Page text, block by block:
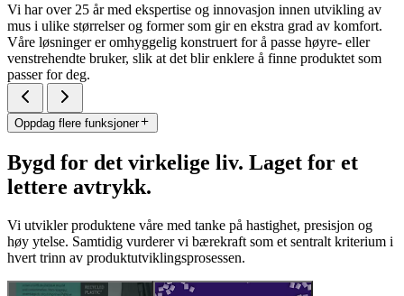
Vi har over 25 år med ekspertise og innovasjon innen utvikling av
mus i ulike størrelser og former som gir en ekstra grad av komfort.
Våre løsninger er omhyggelig konstruert for å passe høyre- eller
venstrehendte bruker, slik at det blir enklere å finne produktet som
passer for deg.
Oppdag flere funksjoner
Bygd for det virkelige liv. Laget for et
lettere avtrykk.
Vi utvikler produktene våre med tanke på hastighet, presisjon og
høy ytelse. Samtidig vurderer vi bærekraft som et sentralt kriterium i
hvert trinn av produktutviklingsprosessen.